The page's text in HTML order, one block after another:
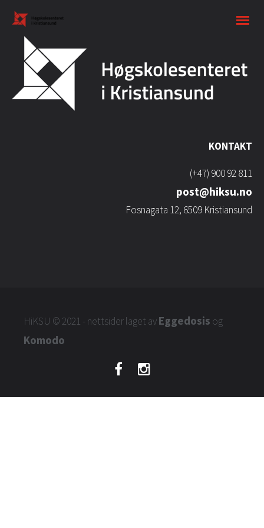
KONTAKT
(+47) 900 92 811
post@hiksu.no
Fosnagata 12, 6509 Kristiansund
HiKSU © 2021 - nettsider laget avEggedosis og
Komodo